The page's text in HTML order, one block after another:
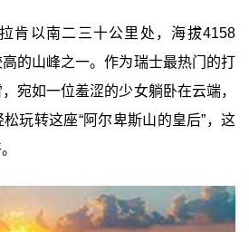
肯以南二三十公里处，海拔4158
的山峰之一。作为瑞士最热门的打
宛如一位羞涩的少女躺卧在云端，
玩转这座“阿尔卑斯山的皇后”，这